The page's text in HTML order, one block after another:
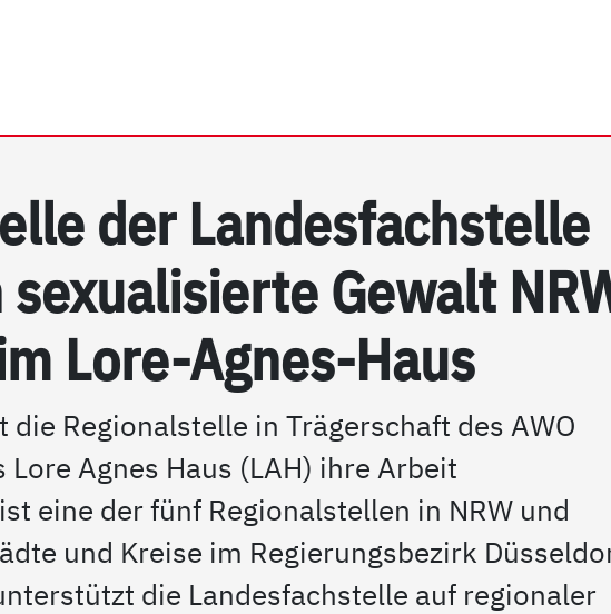
der Lan­des­fach­s­tel­le
Ge­walt
Lo­re-Ag­nes-Haus
Regionalstelle in Trägerschaft des AWO
Agnes Haus (LAH) ihre Arbeit
eine der fünf Regionalstellen in NRW und
und Kreise im Regierungsbezirk
die Landesfachstelle auf regionaler